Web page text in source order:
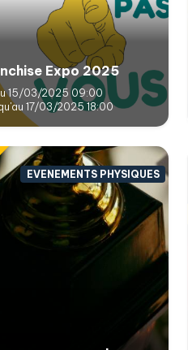
Expo 2025
15/03/2025 09:00
17/03/2025 18:00
EVENEMENTS PHYSIQUES